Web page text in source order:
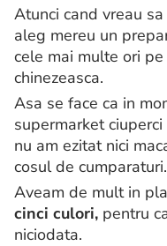
Atunci cand vreau
aleg mereu un
cele mai multe ori
chinezeasca.
Asa se face ca in
supermarket
nu am ezitat nici
cosul de cumparaturi.
Aveam de mult in
cinci culori, pentru
niciodata.